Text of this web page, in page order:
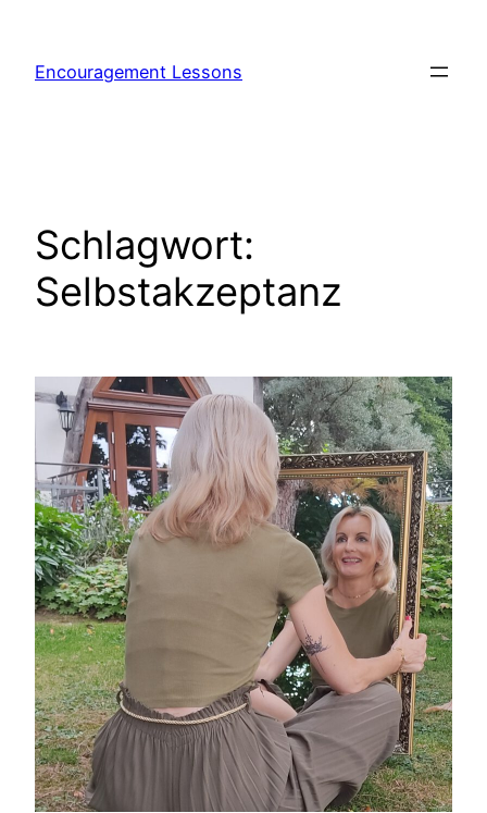
Encouragement Lessons
Schlagwort:
Selbstakzeptanz